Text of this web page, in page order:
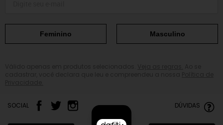
Feminino Masculino
SOCIAL DÚVIDAS